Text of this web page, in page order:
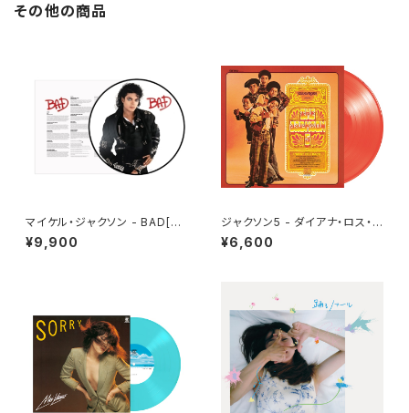
その他の商品
マイケル・ジャクソン - BAD[PI
CTURE VINYL](LP)
¥9,900
ジャクソン5 - ダイアナ・ロス・プ
レゼンツ・ザ・ジャクソン５ [帰っ
てほしいの][クリア・レッド・オレ
¥6,600